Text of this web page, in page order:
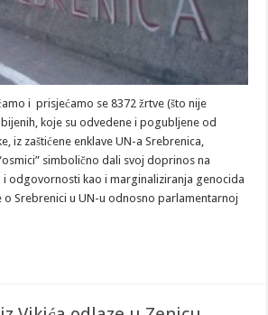
i prisjećamo se 8372 žrtve (što nije
koje su odvedene i pogubljene od
iz zaštićene enklave UN-a Srebrenica,
simbolično dali svoj doprinos na
i odgovornosti kao i marginaliziranja genocida
o Srebrenici u UN-u odnosno parlamentarnoj